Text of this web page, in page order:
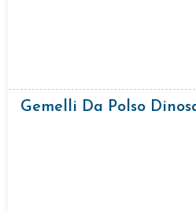
Gemelli Da Polso